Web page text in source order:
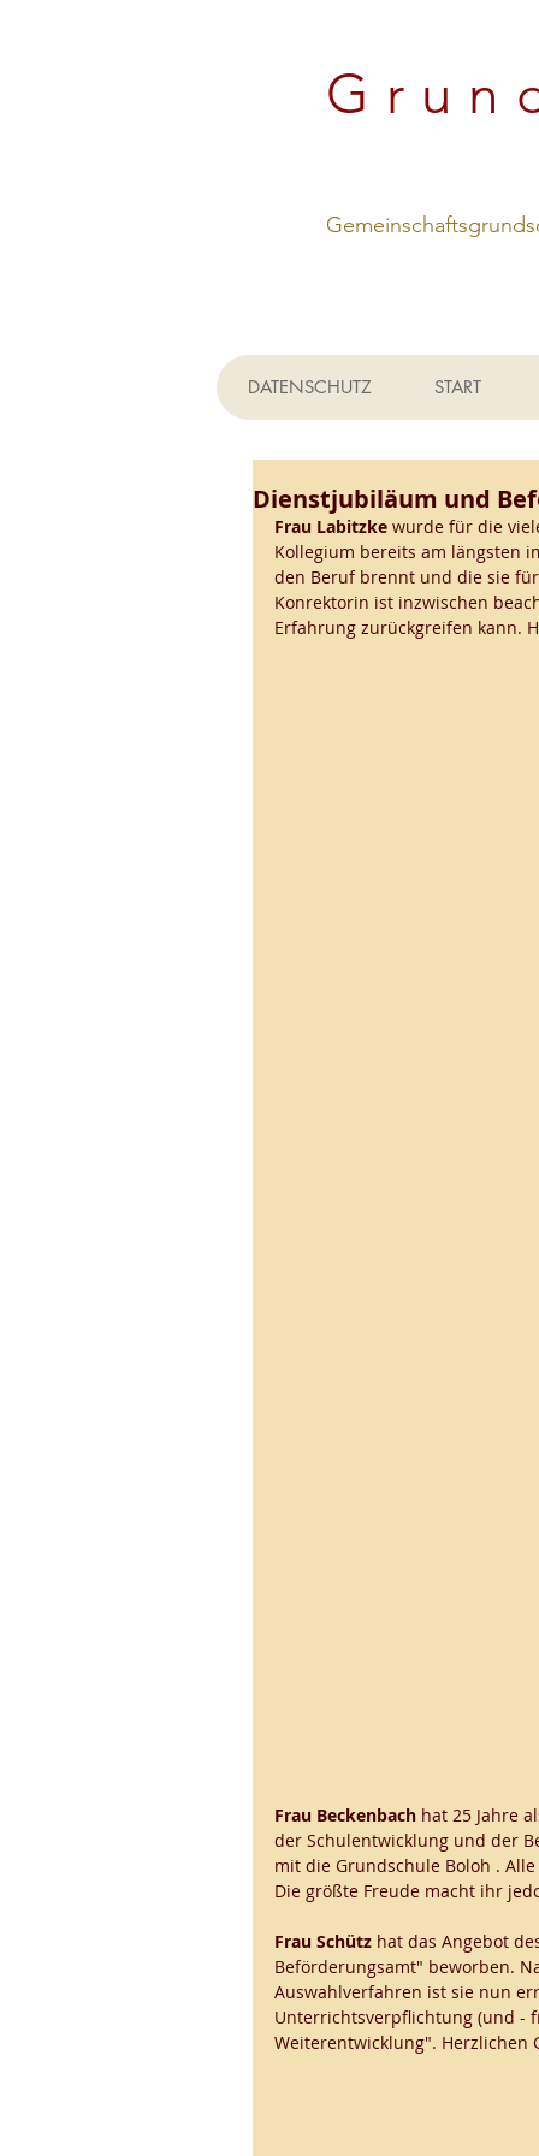
DATENSCHUTZ START
Dienstjubiläum und
Frau Labitzke wurde für die
Kollegium bereits am längsten
den Beruf brennt und die sie
Konrektorin ist inzwischen
Erfahrung zurückgreifen kann.
Frau Beckenbach hat 25 Jahre
der Schulentwicklung und der
mit die Grundschule Boloh .
Die größte Freude macht ihr
Frau Schütz hat das Angebot
Beförderungsamt" beworben.
Auswahlverfahren ist sie nun
Unterrichtsverpflichtung (und -
Weiterentwicklung". Herzlichen